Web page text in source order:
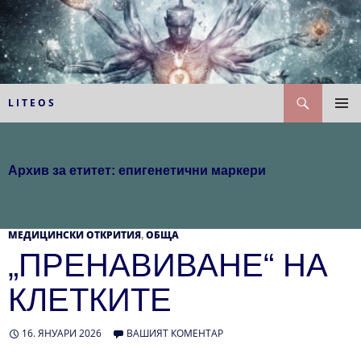
Към
съдържанието
L I T E O S
Архив за етитет: епигенетични маркери
МЕДИЦИНСКИ ОТКРИТИЯ, ОБЩА
„ПРЕНАВИВАНЕ“ НА
КЛЕТКИТЕ
16. ЯНУАРИ 2026 ВАШИЯТ КОМЕНТАР